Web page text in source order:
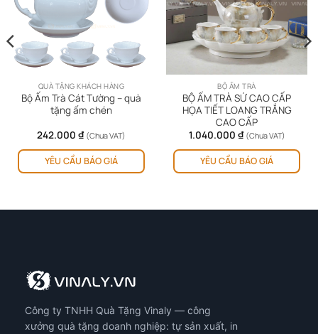
QUÀ TẶNG KHÁCH HÀNG
Bộ Ấm Trà Cát Tường – quà
tặng ấm chén
242.000 ₫ (Chưa VAT)
YÊU CẦU BÁO GIÁ
BỘ ẤM TRÀ
BỘ ẤM TRÀ SỨ CAO CẤP
HỌA TIẾT LOANG TRẮNG
CAO CẤP
1.040.000 ₫ (Chưa VAT)
YÊU CẦU BÁO GIÁ
Công ty TNHH Quà Tặng Vinaly — công
xưởng quà tặng doanh nghiệp: tự sản xuất, in